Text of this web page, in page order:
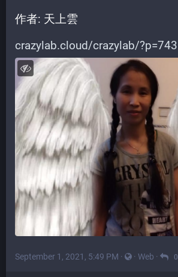
作者: 天上雲
crazylab.cloud/crazylab/?p=743
September 1, 2021, 5:49 PM · · Web · 0